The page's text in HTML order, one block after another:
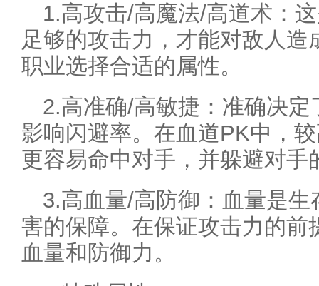
1.高攻击/高魔法/高道术：
足够的攻击力，才能对敌人
职业选择合适的属性。
2.高准确/高敏捷：准确决
影响闪避率。在血道PK中，
更容易命中对手，并躲避对手
3.高血量/高防御：血量是
害的保障。在保证攻击力的前
血量和防御力。